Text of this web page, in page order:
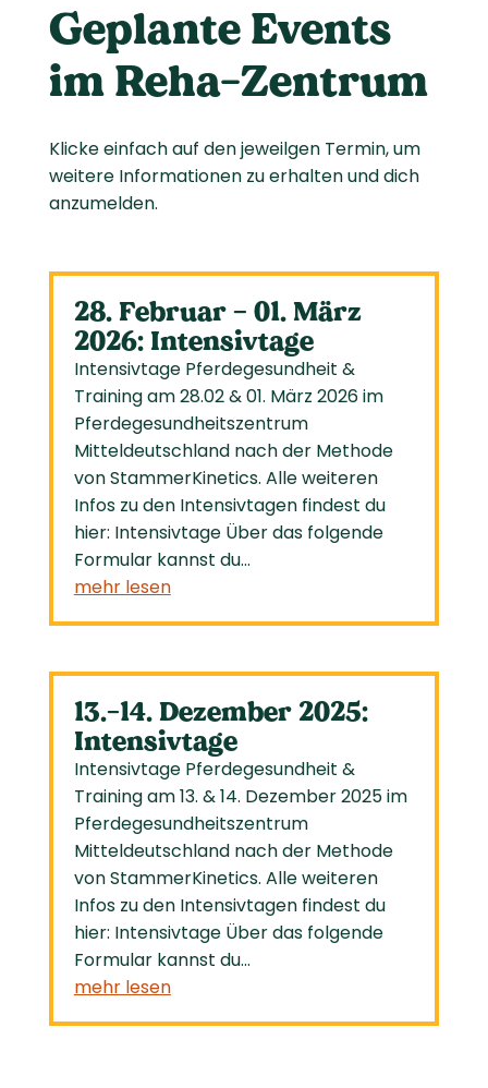
Geplante Events
im Reha-Zentrum
Klicke einfach auf den jeweilgen Termin, um
weitere Informationen zu erhalten und dich
anzumelden.
28. Februar – 01. März
2026: Intensivtage
Intensivtage Pferdegesundheit &
Training am 28.02 & 01. März 2026 im
Pferdegesundheitszentrum
Mitteldeutschland nach der Methode
von StammerKinetics. Alle weiteren
Infos zu den Intensivtagen findest du
hier: Intensivtage Über das folgende
Formular kannst du...
mehr lesen
13.-14. Dezember 2025:
Intensivtage
Intensivtage Pferdegesundheit &
Training am 13. & 14. Dezember 2025 im
Pferdegesundheitszentrum
Mitteldeutschland nach der Methode
von StammerKinetics. Alle weiteren
Infos zu den Intensivtagen findest du
hier: Intensivtage Über das folgende
Formular kannst du...
mehr lesen